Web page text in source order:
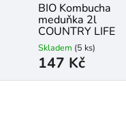
BIO Kombucha
meduňka 2l
COUNTRY LIFE
Skladem (5 ks)
147 Kč